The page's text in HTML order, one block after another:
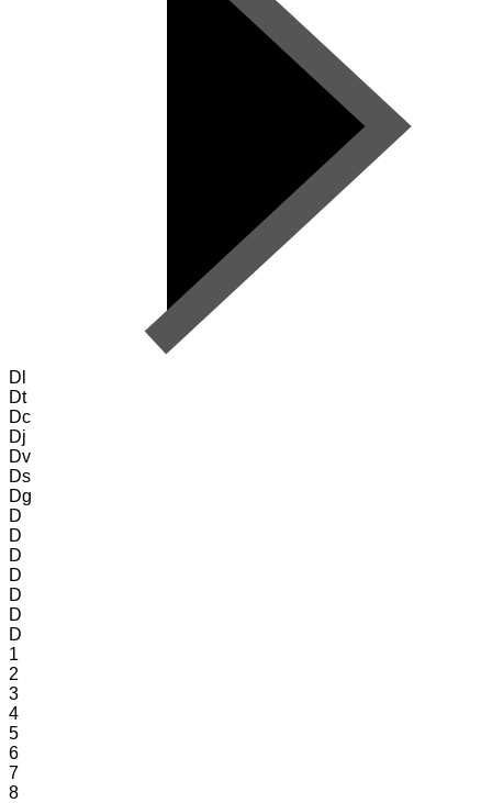
Dl
Dt
Dc
Dj
Dv
Ds
Dg
D
D
D
D
D
D
D
1
2
3
4
5
6
7
8